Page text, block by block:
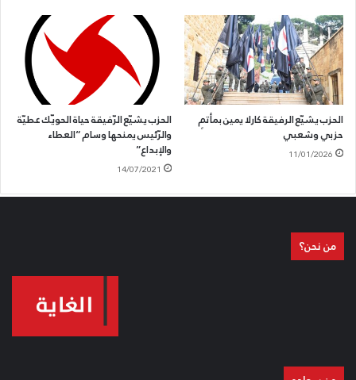
الحزب يشيّع الرفيقة كارلا يمين بمأتمٍ
حزبي وشعبي
11/01/2026
الحزب يشيّع الرّفيقة حياة الحويّك عطيّة
والرّئيس يمنحها وسام “العطاء
والإبداع”
14/07/2021
من نحن؟